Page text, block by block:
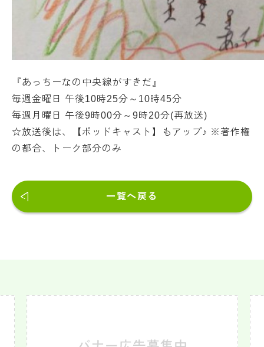
『あっちーなの中央線がすきだ』
毎週金曜日 午後10時25分～10時45分
毎週月曜日 午後9時00分～9時20分(再放送)
☆放送後は、【ポッドキャスト】もアップ♪ ※著作権
の都合、トーク部分のみ
一覧へ戻る